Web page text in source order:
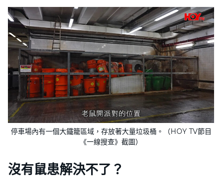
停車場內有一個大鐵籠區域，存放著大量垃圾桶。（HOY TV節目
《一線搜查》截圖）
沒有鼠患解決不了？